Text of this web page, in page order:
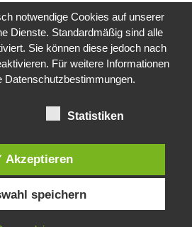
notwendige Cookies auf unserer
Dienste. Standardmäßig sind alle
Sie können diese jedoch nach
Für weitere Informationen
Datenschutzbestimmungen.
Statistiken
Akzeptieren
speichern